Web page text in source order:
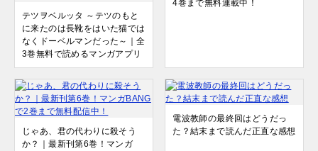
テツヲベルッタ ～テツのもと
に来たのは長靴をはいた猫では
なくドーベルマンだった～｜全
3巻無料で読めるマンガアプリ
4巻まで無料連載中！
じゃあ、君の代わりに殺そう
か？｜最新刊第6巻！マンガ
電波教師の最終回はどうだっ
た？結末まで読んだ正直な感想